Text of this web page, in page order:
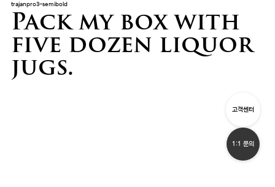
trajanpro3-semibold
Pack my box with
five dozen liquor
jugs.
고객센터
1:1 문의